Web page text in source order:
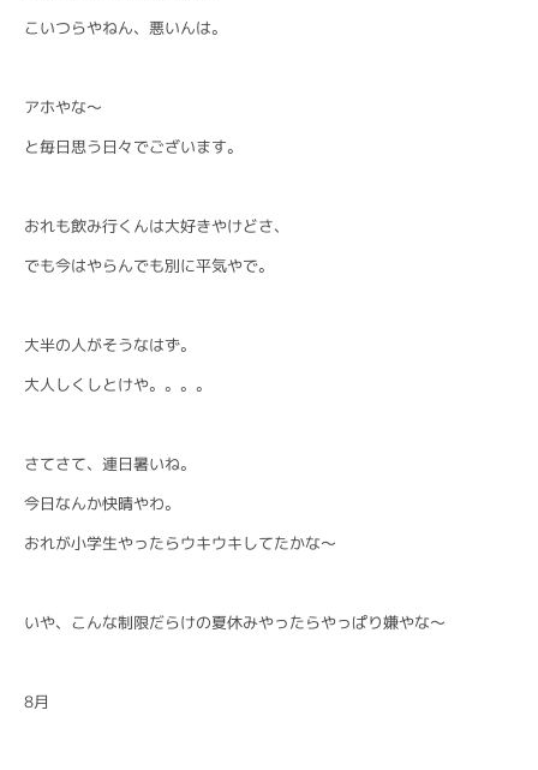
こいつらやねん、悪いんは。
アホやな〜
と毎日思う日々でございます。
おれも飲み行くんは大好きやけどさ、
でも今はやらんでも別に平気やで。
大半の人がそうなはず。
大人しくしとけや。。。。
さてさて、連日暑いね。
今日なんか快晴やわ。
おれが小学生やったらウキウキしてたかな〜
いや、こんな制限だらけの夏休みやったらやっぱり嫌やな〜
8月